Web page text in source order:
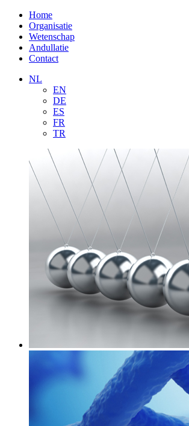
Home
Organisatie
Wetenschap
Andullatie
Contact
NL
EN
DE
ES
FR
TR